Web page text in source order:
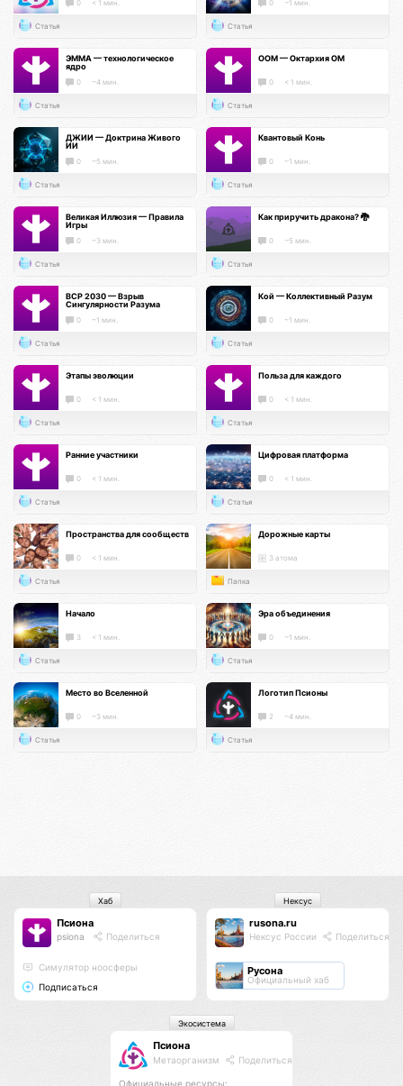
0 < 1 мин.
Статья
0 ~1 мин.
Статья
ЭММА — технологическое
ядро
0 ~4 мин.
Статья
ООМ — Октархия ОМ
0 < 1 мин.
Статья
ДЖИИ — Доктрина Живого
ИИ
0 ~5 мин.
Статья
Квантовый Конь
0 ~1 мин.
Статья
Великая Иллюзия — Правила
Игры
0 ~3 мин.
Статья
Как приручить дракона? 🐉
0 ~5 мин.
Статья
ВСР 2030 — Взрыв
Сингулярности Разума
0 ~1 мин.
Статья
Кой — Коллективный Разум
0 ~1 мин.
Статья
Этапы эволюции
0 < 1 мин.
Статья
Польза для каждого
0 < 1 мин.
Статья
Ранние участники
0 < 1 мин.
Статья
Цифровая платформа
0 < 1 мин.
Статья
Пространства для сообществ
0 < 1 мин.
Статья
Дорожные карты
3 атома
Папка
Начало
3 < 1 мин.
Статья
Эра объединения
0 ~1 мин.
Статья
Место во Вселенной
0 ~3 мин.
Статья
Логотип Псионы
2 ~4 мин.
Статья
Псиона
psiona Поделиться
Cимулятор ноосферы
Подписаться
Хаб
rusona.ru
Нексус России Поделиться
Русона
Официальный хаб
Нексус
Псиона
Метаорганизм Поделиться
Официальные ресурсы:
Экосистема